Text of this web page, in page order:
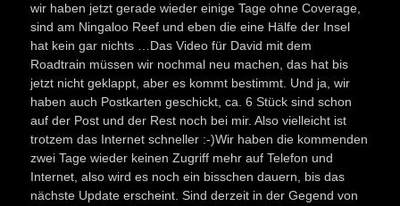
wir haben jetzt gerade wieder einige Tage ohne Coverage,
sind am Ningaloo Reef und eben die eine Hälfe der Insel
hat kein gar nichts …Das Video für David mit dem
Roadtrain müssen wir nochmal neu machen, das hat bis
jetzt nicht geklappt, aber es kommt bestimmt. Und ja, wir
haben auch Postkarten geschickt, ca. 6 Stück sind schon
auf der Post und der Rest noch bei mir. Also vielleicht ist
trotzem das Internet schneller :-)Wir haben die kommenden
zwei Tage wieder keinen Zugriff mehr auf Telefon und
Internet, also wird es noch ein bisschen dauern, bis das
nächste Update erscheint. Sind derzeit in der Gegend von